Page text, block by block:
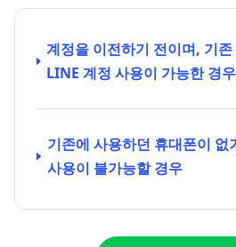
계정을 이전하기 전이며, 기
LINE 계정 사용이 가능한 경우
기존에 사용하던 휴대폰이 없
사용이 불가능할 경우